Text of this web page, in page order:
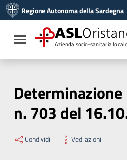
Vai al menu di navigazione
Vai al footer
Regione Autonoma della Sardegna
Toggle navigation
ASL
Azienda socio-sanitaria locale
n. 703 del
Condividi Vedi azioni